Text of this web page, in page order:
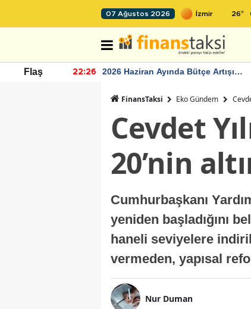
07 Ağustos 2026 26°
Flaş 22:26
2026 Haziran Ayında Bütçe Artışı
FinansTaksi Eko Gündem
Cevdet
20’nin
Cumhurbaşkanı
yeniden başladığını
haneli seviyelere
vermeden, yapısal
Nur Duman